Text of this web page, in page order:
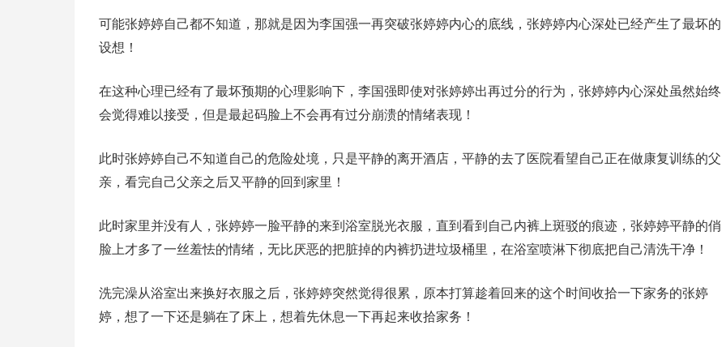
可能张婷婷自己都不知道，那就是因为李国强一再突破张婷婷内心的底线，张婷婷内心深处已经产生了最坏的
设想！
在这种心理已经有了最坏预期的心理影响下，李国强即使对张婷婷出再过分的行为，张婷婷内心深处虽然始终
会觉得难以接受，但是最起码脸上不会再有过分崩溃的情绪表现！
此时张婷婷自己不知道自己的危险处境，只是平静的离开酒店，平静的去了医院看望自己正在做康复训练的父
亲，看完自己父亲之后又平静的回到家里！
此时家里并没有人，张婷婷一脸平静的来到浴室脱光衣服，直到看到自己内裤上斑驳的痕迹，张婷婷平静的俏
脸上才多了一丝羞怯的情绪，无比厌恶的把脏掉的内裤扔进垃圾桶里，在浴室喷淋下彻底把自己清洗干净！
洗完澡从浴室出来换好衣服之后，张婷婷突然觉得很累，原本打算趁着回来的这个时间收拾一下家务的张婷
婷，想了一下还是躺在了床上，想着先休息一下再起来收拾家务！